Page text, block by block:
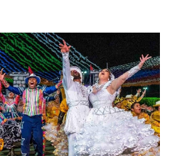
se da volumosa herança. Em
de Janeiro e casou-se com
O Barão de Maruim
à atividade agrícola, que
reserva financeira. João
a Igreja Matriz de Nosso